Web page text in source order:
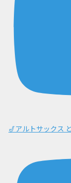
🎷アルトサックス